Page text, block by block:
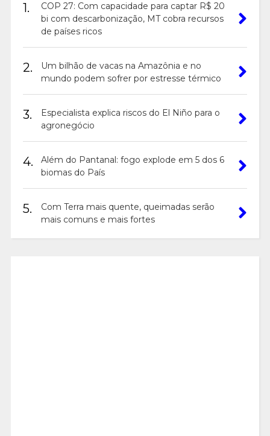
1.
COP 27: Com capacidade para captar R$ 20
bi com descarbonização, MT cobra recursos
de países ricos
2.
Um bilhão de vacas na Amazônia e no
mundo podem sofrer por estresse térmico
3.
Especialista explica riscos do El Niño para o
agronegócio
4.
Além do Pantanal: fogo explode em 5 dos 6
biomas do País
5.
Com Terra mais quente, queimadas serão
mais comuns e mais fortes